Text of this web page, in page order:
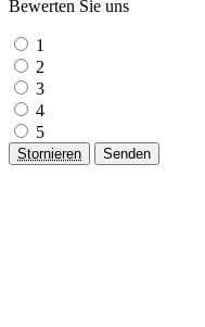
Bewerten Sie uns
1
2
3
4
5
Stornieren Senden